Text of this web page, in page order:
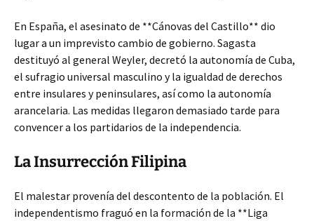
En España, el asesinato de **Cánovas del Castillo** dio
lugar a un imprevisto cambio de gobierno. Sagasta
destituyó al general Weyler, decretó la autonomía de Cuba,
el sufragio universal masculino y la igualdad de derechos
entre insulares y peninsulares, así como la autonomía
arancelaria. Las medidas llegaron demasiado tarde para
convencer a los partidarios de la independencia.
La Insurrección Filipina
El malestar provenía del descontento de la población. El
independentismo fraguó en la formación de la **Liga